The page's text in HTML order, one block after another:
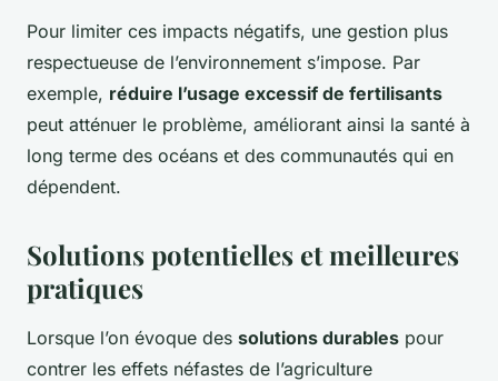
Pour limiter ces impacts négatifs, une gestion plus
respectueuse de l’environnement s’impose. Par
exemple, réduire l’usage excessif de fertilisants
peut atténuer le problème, améliorant ainsi la santé à
long terme des océans et des communautés qui en
dépendent.
Solutions potentielles et meilleures
pratiques
Lorsque l’on évoque des solutions durables pour
contrer les effets néfastes de l’agriculture